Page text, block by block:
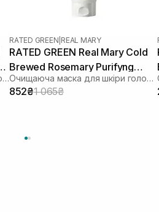
Енергетичний спрей для шкіри голови з розмарином
RATED GREEN REAL MARY
RATED GREEN Real Mary Cold
Brewed Rosemary Purifyng
Scalp Scaler 200 мл
Очищаюча маска для шкіри голови з морською сіллю
852₴1 065₴